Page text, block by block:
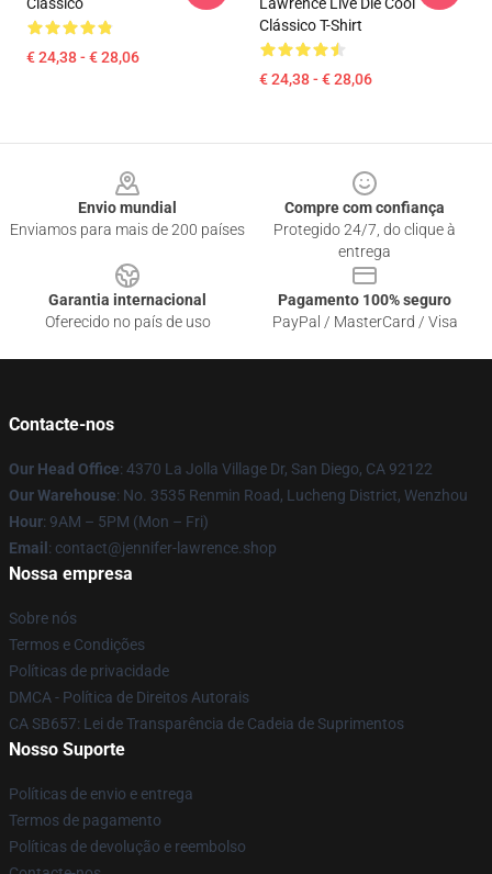
€ 24,38 - € 28,06
Clássico T-Shirt
€ 24,38 - € 28,06
Envio mundial
Enviamos para mais de 200 países
Compre com confiança
Protegido 24/7, do clique à
entrega
Garantia internacional
Oferecido no país de uso
Pagamento 100% seguro
PayPal / MasterCard / Visa
Contacte-nos
Our Head Office: 4370 La Jolla Village Dr, San Diego, CA 92122
Our Warehouse: No. 3535 Renmin Road, Lucheng District, Wenzhou
Hour: 9AM – 5PM (Mon – Fri)
Email : contact@jennifer-lawrence.shop
Nossa empresa
Sobre nós
Termos e Condições
Políticas de privacidade
DMCA - Política de Direitos Autorais
CA SB657: Lei de Transparência de Cadeia de Suprimentos
Nosso Suporte
Políticas de envio e entrega
Termos de pagamento
Políticas de devolução e reembolso